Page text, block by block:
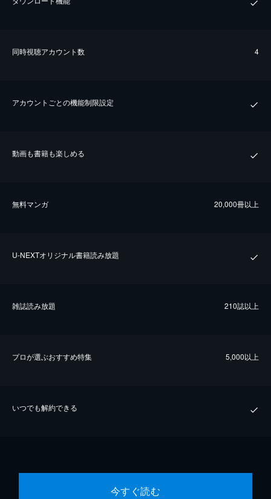
同時視聴アカウント数 4
アカウントごとの機能制限設定
動画も書籍も楽しめる
無料マンガ 20,000冊以上
U-NEXTオリジナル書籍読み放題
雑誌読み放題 210誌以上
プロが選ぶおすすめ特集 5,000以上
いつでも解約できる
今すぐ読む